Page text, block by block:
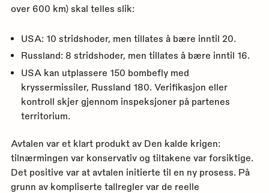
over 600 km) skal telles slik:
USA: 10 stridshoder, men tillates å bære inntil 20.
Russland: 8 stridshoder, men tillates å bære inntil 16.
USA kan utplassere 150 bombefly med
kryssermissiler, Russland 180. Verifikasjon eller
kontroll skjer gjennom inspeksjoner på partenes
territorium.
Avtalen var et klart produkt av Den kalde krigen:
tilnærmingen var konservativ og tiltakene var forsiktige.
Det positive var at avtalen initierte til en ny prosess. På
grunn av kompliserte tallregler var de reelle